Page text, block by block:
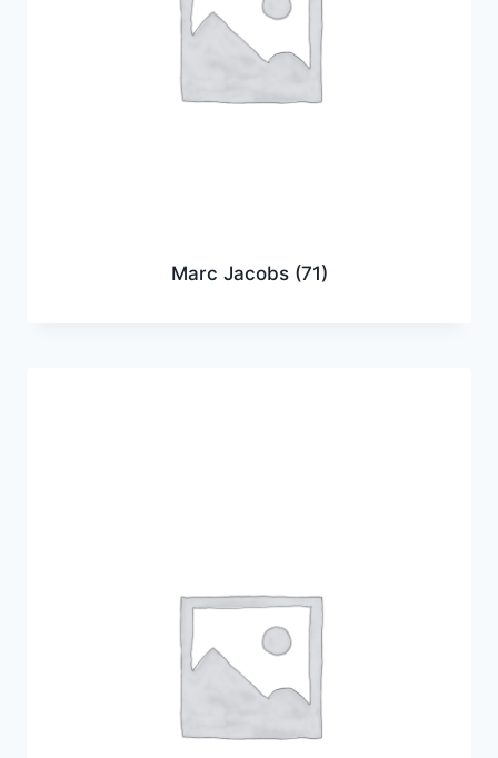
Marc Jacobs (71)